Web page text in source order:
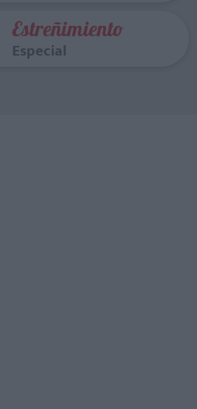
Estreñimiento
Especial